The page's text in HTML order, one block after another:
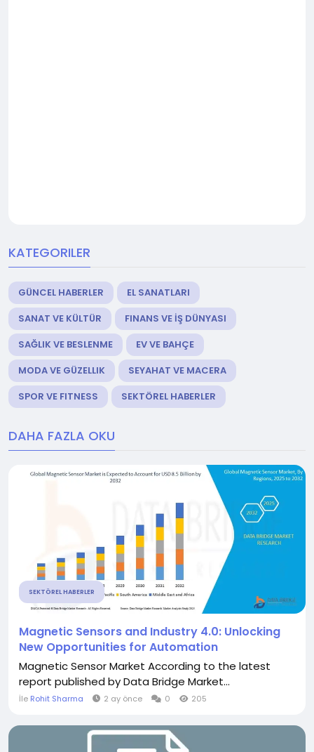
KATEGORILER
GÜNCEL HABERLER
EL SANATLARI
SANAT VE KÜLTÜR
FINANS VE İŞ DÜNYASI
SAĞLIK VE BESLENME
EV VE BAHÇE
MODA VE GÜZELLIK
SEYAHAT VE MACERA
SPOR VE FITNESS
SEKTÖREL HABERLER
DAHA FAZLA OKU
SEKTÖREL HABERLER
Magnetic Sensors and Industry 4.0: Unlocking
New Opportunities for Automation
Magnetic Sensor Market According to the latest
report published by Data Bridge Market...
İle Rohit Sharma 2 ay önce 0 205